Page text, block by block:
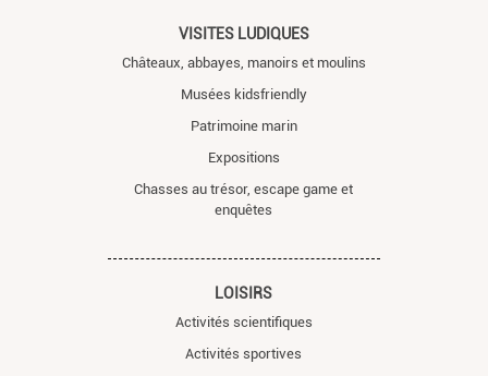
VISITES LUDIQUES
Châteaux, abbayes, manoirs et moulins
Musées kidsfriendly
Patrimoine marin
Expositions
Chasses au trésor, escape game et
enquêtes
LOISIRS
Activités scientifiques
Activités sportives